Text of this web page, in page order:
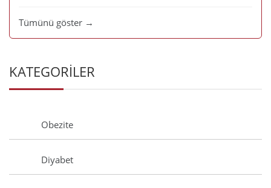
Tümünü göster →
KATEGORİLER
Obezite
Diyabet